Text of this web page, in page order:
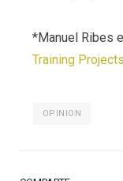
*Manuel Ribes
Training Projects
OPINION